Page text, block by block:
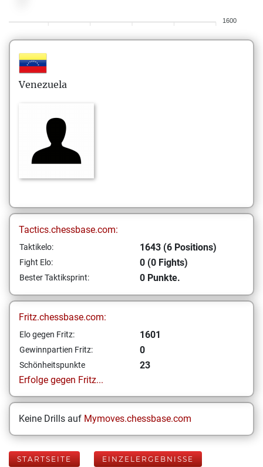
1600
Venezuela
Tactics.chessbase.com:
Taktikelo: 1643 (6 Positions)
Fight Elo: 0 (0 Fights)
Bester Taktiksprint: 0 Punkte.
Fritz.chessbase.com:
Elo gegen Fritz: 1601
Gewinnpartien Fritz: 0
Schönheitspunkte
23
Erfolge gegen Fritz...
Keine Drills auf Mymoves.chessbase.com
STARTSEITE EINZELERGEBNISSE